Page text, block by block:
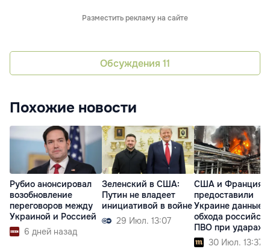
Разместить рекламу на сайте
Обсуждения 11
Похожие новости
Рубио анонсировал
возобновление
переговоров между
Украиной и Россией
6 дней назад
Зеленский в США:
Путин не владеет
инициативой в войне
29 Июл. 13:07
США и Франция
предоставили
Украине данные
обхода
ПВО при ударах
НПЗ30 Июл. 13:37